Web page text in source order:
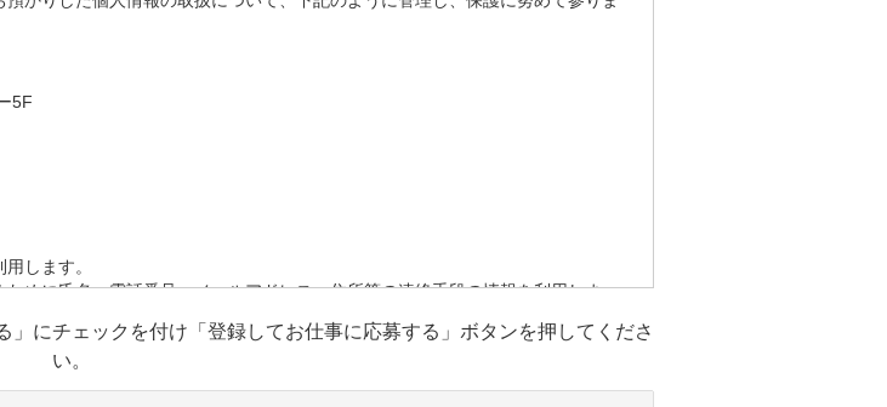
5F
します。
めに氏名、電話番号、メールアドレス、住所等の連絡手段の情報を利用しま
情報を利用します。
にチェックを付け「登録してお仕事に応募する」ボタンを押してくださ
い。